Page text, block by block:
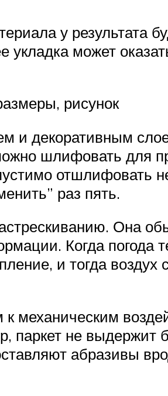
у результата
укладка может
рисунок
и декоративным
шлифовать для
отшлифовать
раз пять.
Она
Когда погода
и тогда
механическим
не выдержит
абразивы